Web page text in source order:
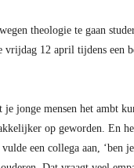
theologie te gaan
vrijdag 12 april tijdens
jonge mensen het ambt
op geworden. En
een collega aan, ‘ben